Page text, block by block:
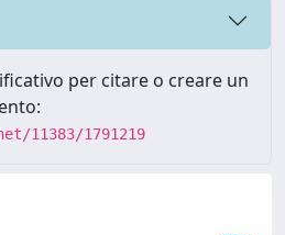
per citare o creare un
11383/1791219